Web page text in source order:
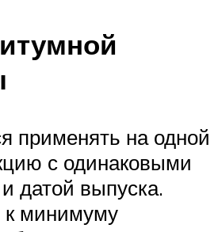
применять на одной
с одинаковыми
датой выпуска.
к минимуму